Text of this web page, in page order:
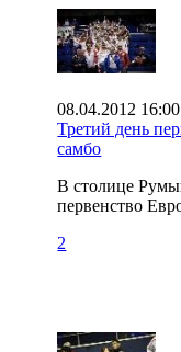
08.04.2012 16:00
Третий день
самбо
В столице
первенство
2